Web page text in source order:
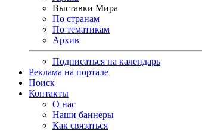
Выставки Мира
По странам
По тематикам
Архив
Подписаться на календарь
Реклама на портале
Поиск
Контакты
О нас
Наши баннеры
Как связаться